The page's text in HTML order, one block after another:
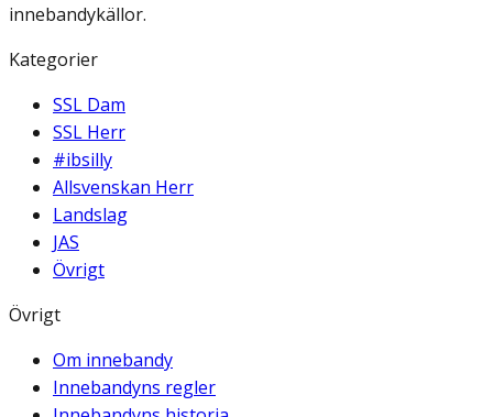
innebandykällor.
Kategorier
SSL Dam
SSL Herr
#ibsilly
Allsvenskan Herr
Landslag
JAS
Övrigt
Övrigt
Om innebandy
Innebandyns regler